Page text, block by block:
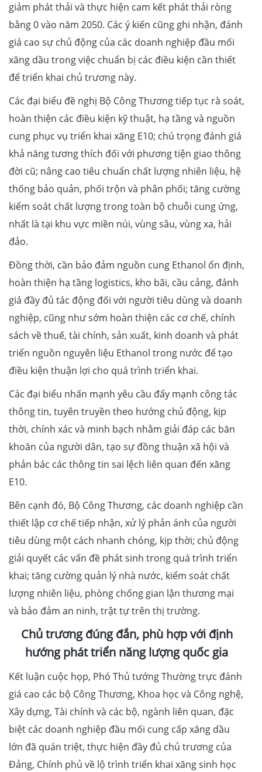
giảm phát thải và thực hiện cam kết phát thải ròng
bằng 0 vào năm 2050. Các ý kiến cũng ghi nhận, đánh
giá cao sự chủ động của các doanh nghiệp đầu mối
xăng dầu trong việc chuẩn bị các điều kiện cần thiết
để triển khai chủ trương này.
Các đại biểu đề nghị Bộ Công Thương tiếp tục rà soát,
hoàn thiện các điều kiện kỹ thuật, hạ tầng và nguồn
cung phục vụ triển khai xăng E10; chú trọng đánh giá
khả năng tương thích đối với phương tiện giao thông
đời cũ; nâng cao tiêu chuẩn chất lượng nhiên liệu, hệ
thống bảo quản, phối trộn và phân phối; tăng cường
kiểm soát chất lượng trong toàn bộ chuỗi cung ứng,
nhất là tại khu vực miền núi, vùng sâu, vùng xa, hải
đảo.
Đồng thời, cần bảo đảm nguồn cung Ethanol ổn định,
hoàn thiện hạ tầng logistics, kho bãi, cầu cảng, đánh
giá đầy đủ tác động đối với người tiêu dùng và doanh
nghiệp, cũng như sớm hoàn thiện các cơ chế, chính
sách về thuế, tài chính, sản xuất, kinh doanh và phát
triển nguồn nguyên liệu Ethanol trong nước để tạo
điều kiện thuận lợi cho quá trình triển khai.
Các đại biểu nhấn mạnh yêu cầu đẩy mạnh công tác
thông tin, tuyên truyền theo hướng chủ động, kịp
thời, chính xác và minh bạch nhằm giải đáp các băn
khoăn của người dân, tạo sự đồng thuận xã hội và
phản bác các thông tin sai lệch liên quan đến xăng
E10.
Bên cạnh đó, Bộ Công Thương, các doanh nghiệp cần
thiết lập cơ chế tiếp nhận, xử lý phản ánh của người
tiêu dùng một cách nhanh chóng, kịp thời; chủ động
giải quyết các vấn đề phát sinh trong quá trình triển
khai; tăng cường quản lý nhà nước, kiểm soát chất
lượng nhiên liệu, phòng chống gian lận thương mại
và bảo đảm an ninh, trật tự trên thị trường.
Chủ trương đúng đắn, phù hợp với định
hướng phát triển năng lượng quốc gia
Kết luận cuộc họp, Phó Thủ tướng Thường trực đánh
giá cao các bộ Công Thương, Khoa học và Công nghệ,
Xây dựng, Tài chính và các bộ, ngành liên quan, đặc
biệt các doanh nghiệp đầu mối cung cấp xăng dầu
lớn đã quán triệt, thực hiện đầy đủ chủ trương của
Đảng, Chính phủ về lộ trình triển khai xăng sinh học